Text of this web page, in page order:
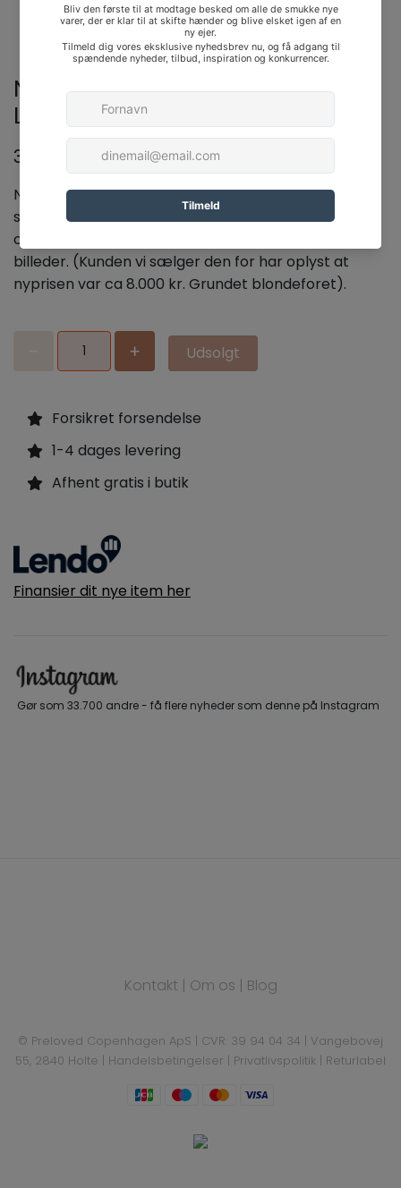
N21 Lang Cardigan - Str 44/DK
L/XL
3.995,00 kr
N21 Lang Cardigan - Str 44/DK L/XL - Standen er
super god. Kun brugt 1 gang. Urtrolig flot lang
cardigan med smukke blondedetaljer i foret. Se
billeder. (Kunden vi sælger den for har oplyst at
nyprisen var ca 8.000 kr. Grundet blondeforet).
Udsolgt
Forsikret forsendelse
1-4 dages levering
Afhent gratis i butik
Finansier dit nye item her
Gør som 33.700 andre - få flere nyheder som denne på Instagram
Kontakt | Om os | Blog
© Preloved Copenhagen ApS | CVR: 39 94 04 34 | Vangebovej
55, 2840 Holte | Handelsbetingelser | Privatlivspolitik | Returlabel